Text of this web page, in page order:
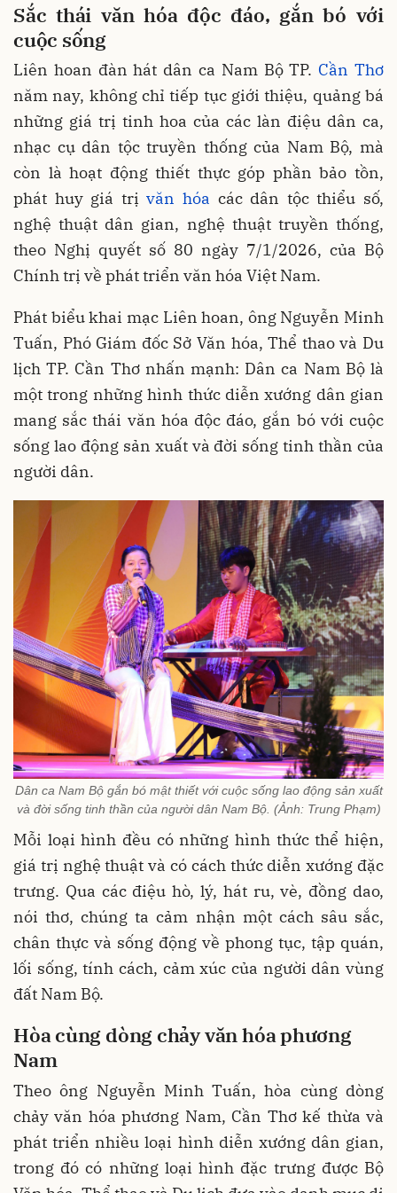
Sắc thái văn hóa độc đáo, gắn bó với
cuộc sống
Liên hoan đàn hát dân ca Nam Bộ TP. Cần Thơ
năm nay, không chỉ tiếp tục giới thiệu, quảng bá
những giá trị tinh hoa của các làn điệu dân ca,
nhạc cụ dân tộc truyền thống của Nam Bộ, mà
còn là hoạt động thiết thực góp phần bảo tồn,
phát huy giá trịvăn hóa các dân tộc thiểu số,
nghệ thuật dân gian, nghệ thuật truyền thống,
theo Nghị quyết số 80 ngày 7/1/2026, của Bộ
Chính trị về phát triển văn hóa Việt Nam.
Phát biểu khai mạc Liên hoan, ông Nguyễn Minh
Tuấn, Phó Giám đốc Sở Văn hóa, Thể thao và Du
lịch TP. Cần Thơ nhấn mạnh: Dân ca Nam Bộ là
một trong những hình thức diễn xướng dân gian
mang sắc thái văn hóa độc đáo, gắn bó với cuộc
sống lao động sản xuất và đời sống tinh thần của
người dân.
Dân ca Nam Bộ gắn bó mật thiết với cuộc sống lao động sản xuất
và đời sống tinh thần của người dân Nam Bộ. (Ảnh: Trung Phạm)
Mỗi loại hình đều có những hình thức thể hiện,
giá trị nghệ thuật và có cách thức diễn xướng đặc
trưng. Qua các điệu hò, lý, hát ru, vè, đồng dao,
nói thơ, chúng ta cảm nhận một cách sâu sắc,
chân thực và sống động về phong tục, tập quán,
lối sống, tính cách, cảm xúc của người dân vùng
đất Nam Bộ.
Hòa cùng dòng chảy văn hóa phương
Nam
Theo ông Nguyễn Minh Tuấn, hòa cùng dòng
chảy văn hóa phương Nam, Cần Thơ kế thừa và
phát triển nhiều loại hình diễn xướng dân gian,
trong đó có những loại hình đặc trưng được Bộ